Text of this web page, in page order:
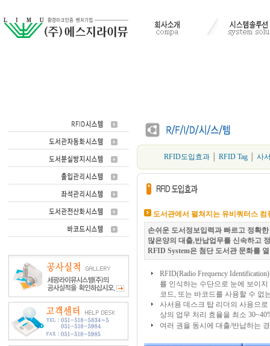
RFID도입효과 RFID Tag 사
도서관에서 펼쳐지는 유비쿼터스 컴
손쉬운 도서정보입력과 빠르고 정확
많은양의 대출,반납업무를 신속하고
RFID System은 첨단 도서관 문화를
RFID(Radio Frequency
를 인식하는 수단으로 눈에 보이
코드, 또는 바코드를 사용할 수 없
사서용 데스크 탑 리더의 사용으
상의 업무 처리 효율을 최소
여러 권을 동시에 대출/반납하는